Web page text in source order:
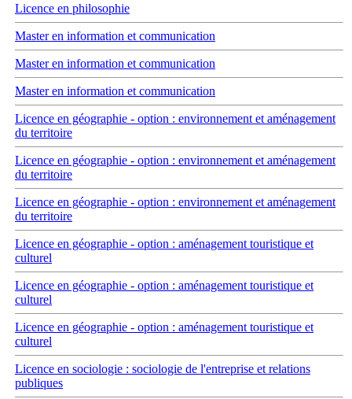
Licence en philosophie
Master en information et communication
Master en information et communication
Master en information et communication
Licence en géographie - option : environnement et aménagement
du territoire
Licence en géographie - option : environnement et aménagement
du territoire
Licence en géographie - option : environnement et aménagement
du territoire
Licence en géographie - option : aménagement touristique et
culturel
Licence en géographie - option : aménagement touristique et
culturel
Licence en géographie - option : aménagement touristique et
culturel
Licence en sociologie : sociologie de l'entreprise et relations
publiques